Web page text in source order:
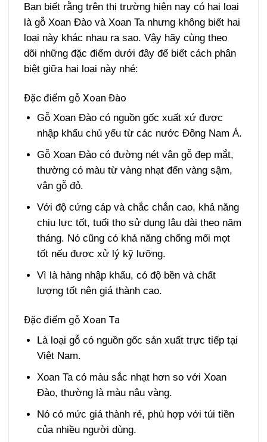
Bạn biết rằng trên thị trường hiện nay có hai loại
là gỗ Xoan Đào và Xoan Ta nhưng không biết hai
loại này khác nhau ra sao. Vậy hãy cùng theo
dõi những đặc điểm dưới đây để biết cách phân
biệt giữa hai loại này nhé:
Đặc điểm gỗ Xoan Đào
Gỗ Xoan Đào có nguồn gốc xuất xứ được
nhập khẩu chủ yếu từ các nước Đông Nam Á.
Gỗ Xoan Đào có đường nét vân gỗ đẹp mắt,
thường có màu từ vàng nhạt đến vàng sậm,
vân gỗ đỏ.
Với độ cứng cáp và chắc chắn cao, khả năng
chịu lực tốt, tuổi thọ sử dụng lâu dài theo năm
tháng. Nó cũng có khả năng chống mối mọt
tốt nếu được xử lý kỹ lưỡng.
Vì là hàng nhập khẩu, có độ bền và chất
lượng tốt nên giá thành cao.
Đặc điểm gỗ Xoan Ta
Là loại gỗ có nguồn gốc sản xuất trực tiếp tại
Việt Nam.
Xoan Ta có màu sắc nhạt hơn so với Xoan
Đào, thường là màu nâu vàng.
Nó có mức giá thành rẻ, phù hợp với túi tiền
của nhiều người dùng.